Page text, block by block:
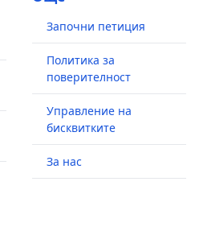
Започни петиция
Политика за
поверителност
Управление на
бисквитките
За нас